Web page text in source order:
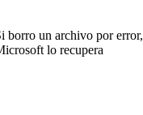
borro un archivo por error,
lo recupera